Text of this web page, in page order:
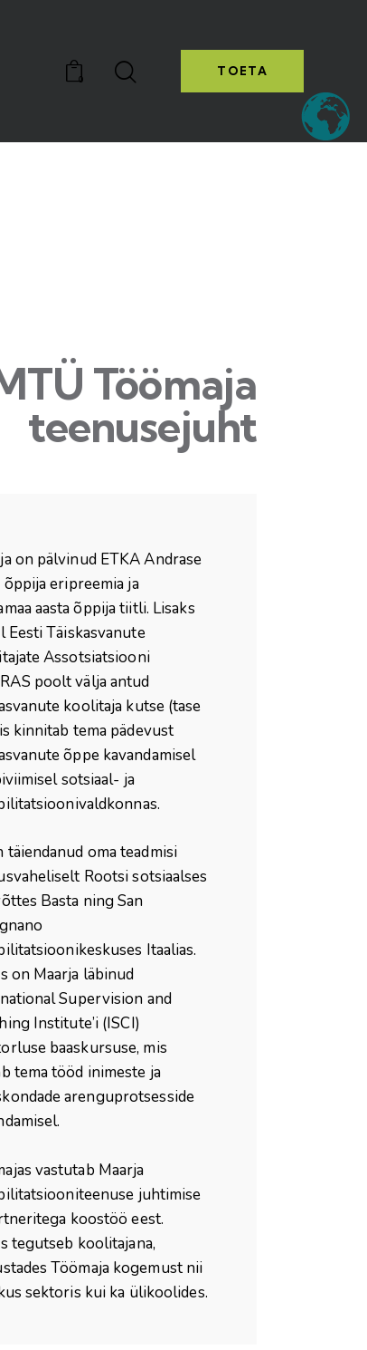
0
TOETA
Töömaja
teenusejuht
on pälvinud ETKA Andrase
õppija eripreemia ja
aasta õppija tiitli. Lisaks
Eesti Täiskasvanute
Assotsiatsiooni
poolt välja antud
koolitaja kutse (tase
kinnitab tema pädevust
õppe kavandamisel
sotsiaal- ja
täiendanud oma teadmisi
Rootsi sotsiaalses
Basta ning San
Itaalias.
on Maarja läbinud
Supervision and
Institute’i (ISCI)
baaskursuse, mis
tema tööd inimeste ja
arenguprotsesside
vastutab Maarja
juhtimise
koostöö eest.
tegutseb koolitajana,
Töömaja kogemust nii
sektoris kui ka ülikoolides.